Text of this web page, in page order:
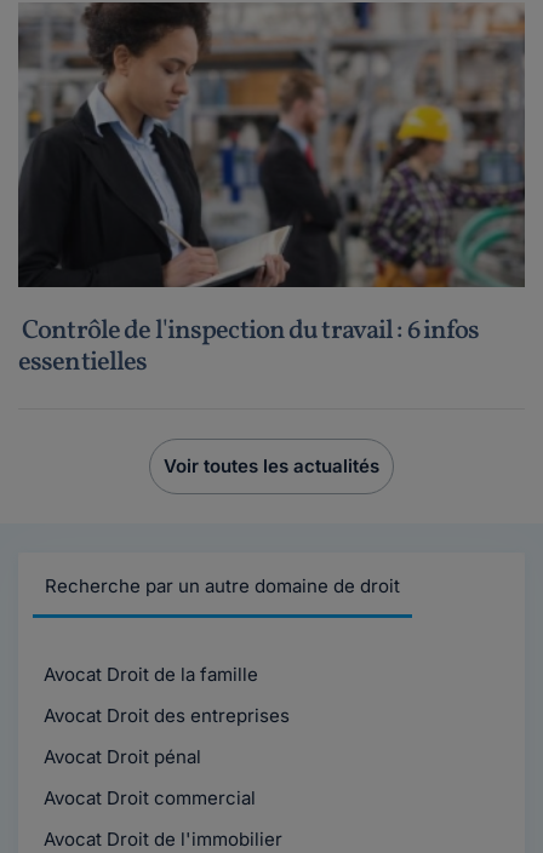
Contrôle de l'inspection du travail : 6 infos
essentielles
Voir toutes les actualités
Recherche par un autre domaine de droit
Avocat Droit de la famille
Avocat Droit des entreprises
Avocat Droit pénal
Avocat Droit commercial
Avocat Droit de l'immobilier